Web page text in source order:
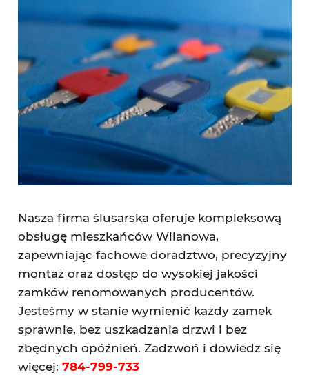
Nasza firma ślusarska oferuje kompleksową
obsługę mieszkańców Wilanowa,
zapewniając fachowe doradztwo, precyzyjny
montaż oraz dostęp do wysokiej jakości
zamków renomowanych producentów.
Jesteśmy w stanie wymienić każdy zamek
sprawnie, bez uszkadzania drzwi i bez
zbędnych opóźnień. Zadzwoń i dowiedz się
więcej: 784-799-733